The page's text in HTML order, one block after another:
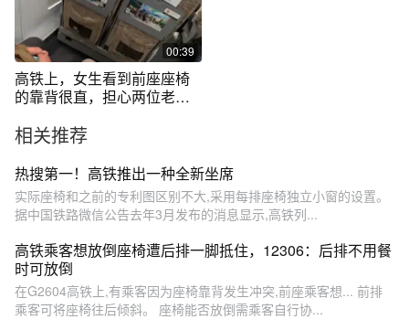
00:39
高铁上，女生看到前座座椅
的靠背很直，担心两位老人
座椅。（视频来源：@一妈
七娃 ）
相关推荐
热搜第一！高铁推出一种全新坐席
实际座椅和之前的专利图区别不大,采用每排座椅独立小窗的设置。
据中国铁路微信公告去年3月发布的消息显示,高铁列...
高铁乘客想放倒座椅遭后排一脚抵住，12306：后排不用餐
时可放倒
在G2604高铁上,有乘客因为座椅靠背发生冲突,前座乘客想... 前排
乘客可将座椅往后倾斜。 座椅能否放倒需乘客自行协...